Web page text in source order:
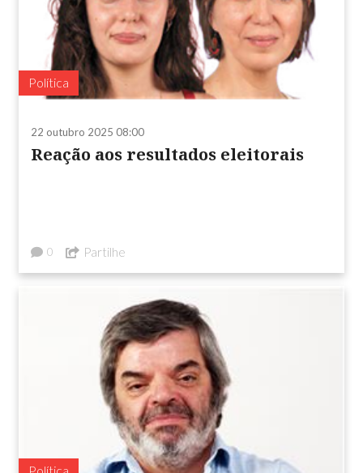
Política
22 outubro 2025 08:00
Reação aos resultados eleitorais
0 Partilhe